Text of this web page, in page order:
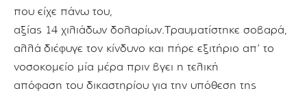
που είχε πάνω του,
αξίας 14 χιλιάδων δολαρίων. Τραυματίστηκε σοβαρά,
αλλά διέφυγε τον κίνδυνο και πήρε εξιτήριο απ’ το
νοσοκομείο μία μέρα πριν βγει η τελική
απόφαση του δικαστηρίου για την υπόθεση της